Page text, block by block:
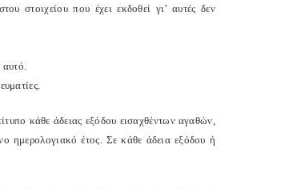
στοιχείου που έχει εκδοθεί γι’ αυτές δεν
αυτό.
κάθε άδειας εξόδου εισαχθέντων αγαθών,
ημερολογιακό έτος. Σε κάθε άδεια εξόδου ή